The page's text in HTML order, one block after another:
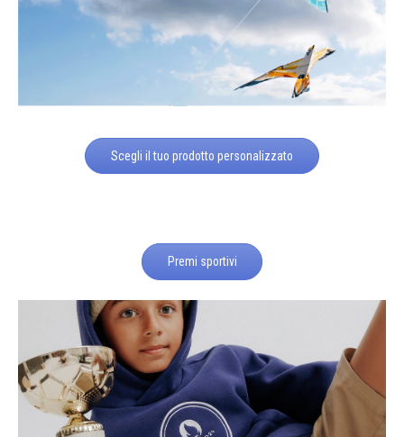
Scegli il tuo prodotto personalizzato
Premi sportivi